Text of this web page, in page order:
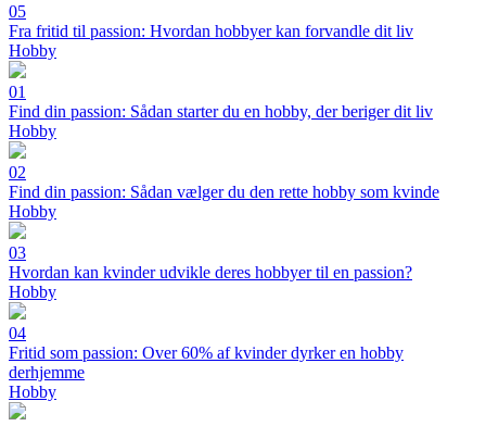
05
Fra fritid til passion: Hvordan hobbyer kan forvandle dit liv
Hobby
01
Find din passion: Sådan starter du en hobby, der beriger dit liv
Hobby
02
Find din passion: Sådan vælger du den rette hobby som kvinde
Hobby
03
Hvordan kan kvinder udvikle deres hobbyer til en passion?
Hobby
04
Fritid som passion: Over 60% af kvinder dyrker en hobby
derhjemme
Hobby